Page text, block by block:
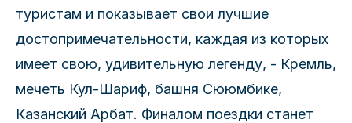
туристам и показывает свои лучшие
достопримечательности, каждая из которых
имеет свою, удивительную легенду, - Кремль,
мечеть Кул-Шариф, башня Сююмбике,
Казанский Арбат. Финалом поездки станет